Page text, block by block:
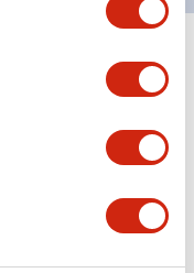
Alle erweitern+